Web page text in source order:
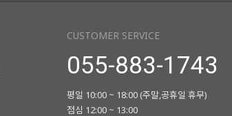
CUSTOMER SERVICE
055-883-1743
평일 10:00 ~ 18:00 (주말,공휴일 휴무)
점심 12:00 ~ 13:00